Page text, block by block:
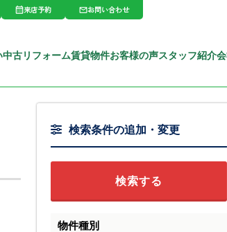
来店予約 お問い合わせ
中古リフォーム賃貸物件お客様の声スタッフ紹介
検索条件の追加・変更
物件種別